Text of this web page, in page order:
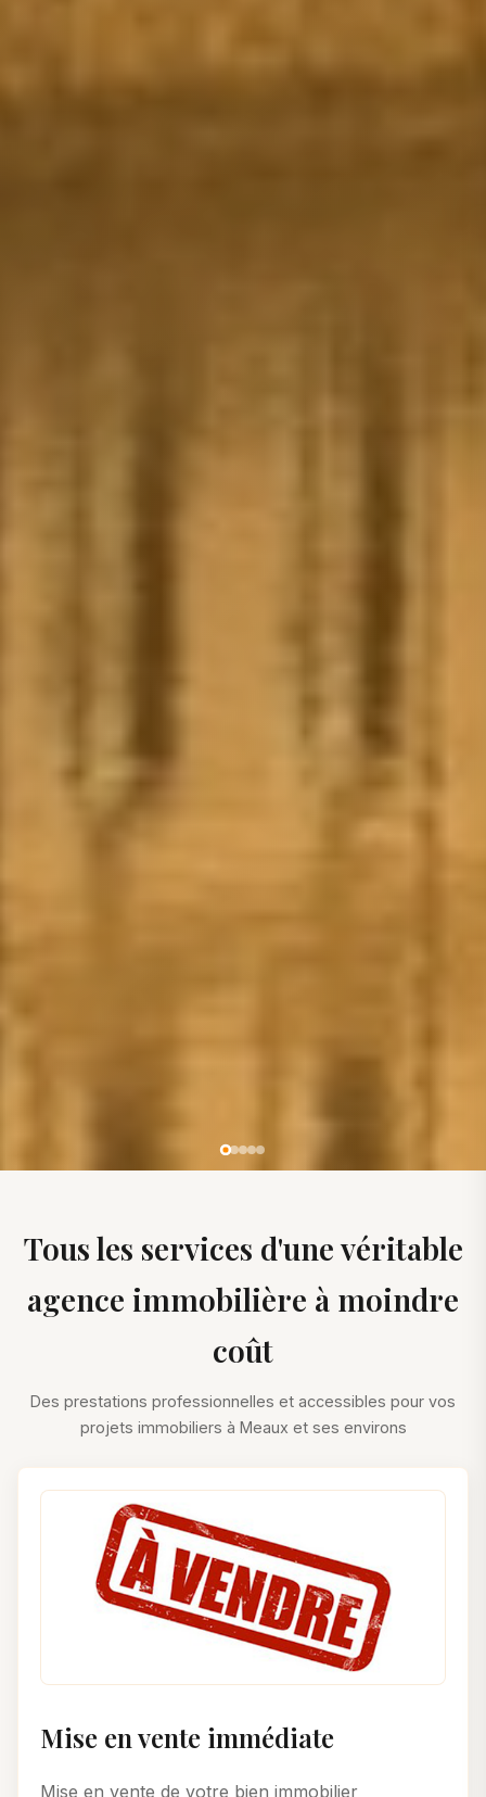
Tous les services d'une véritable
agence immobilière à moindre
coût
Des prestations professionnelles et accessibles pour vos
projets immobiliers à Meaux et ses environs
Mise en vente immédiate
Mise en vente de votre bien immobilier